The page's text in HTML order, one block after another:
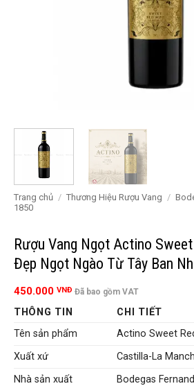
Trang chủ / Thương Hiệu Rượu Vang /
1850
Rượu Vang Ngọt Actino
Đẹp Ngọt Ngào Từ Tây Ban
450.000 VNĐ Đã bao gồm VAT
THÔNG TIN
CHI TIẾT
Tên sản phẩm
Actino Sweet
Xuất xứ
Castilla-La
Nhà sản xuất
Bodegas